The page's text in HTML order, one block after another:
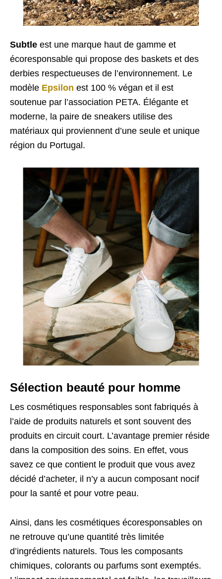
Subtle est une marque haut de gamme et
écoresponsable qui propose des baskets et des
derbies respectueuses de l’environnement. Le
modèle Epsilon est 100 % végan et il est
soutenue par l’association PETA. Élégante et
moderne, la paire de sneakers utilise des
matériaux qui proviennent d’une seule et unique
région du Portugal.
Sélection beauté pour homme
Les cosmétiques responsables sont fabriqués à
l’aide de produits naturels et sont souvent des
produits en circuit court. L’avantage premier réside
dans la composition des soins. En effet, vous
savez ce que contient le produit que vous avez
décidé d’acheter, il n’y a aucun composant nocif
pour la santé et pour votre peau.
Ainsi, dans les cosmétiques écoresponsables on
ne retrouve qu’une quantité très limitée
d’ingrédients naturels. Tous les composants
chimiques, colorants ou parfums sont exemptés.